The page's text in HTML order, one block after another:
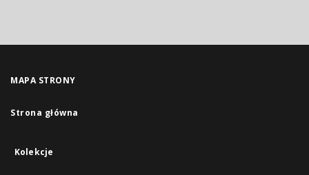
MAPA STRONY
Strona główna
Kolekcje